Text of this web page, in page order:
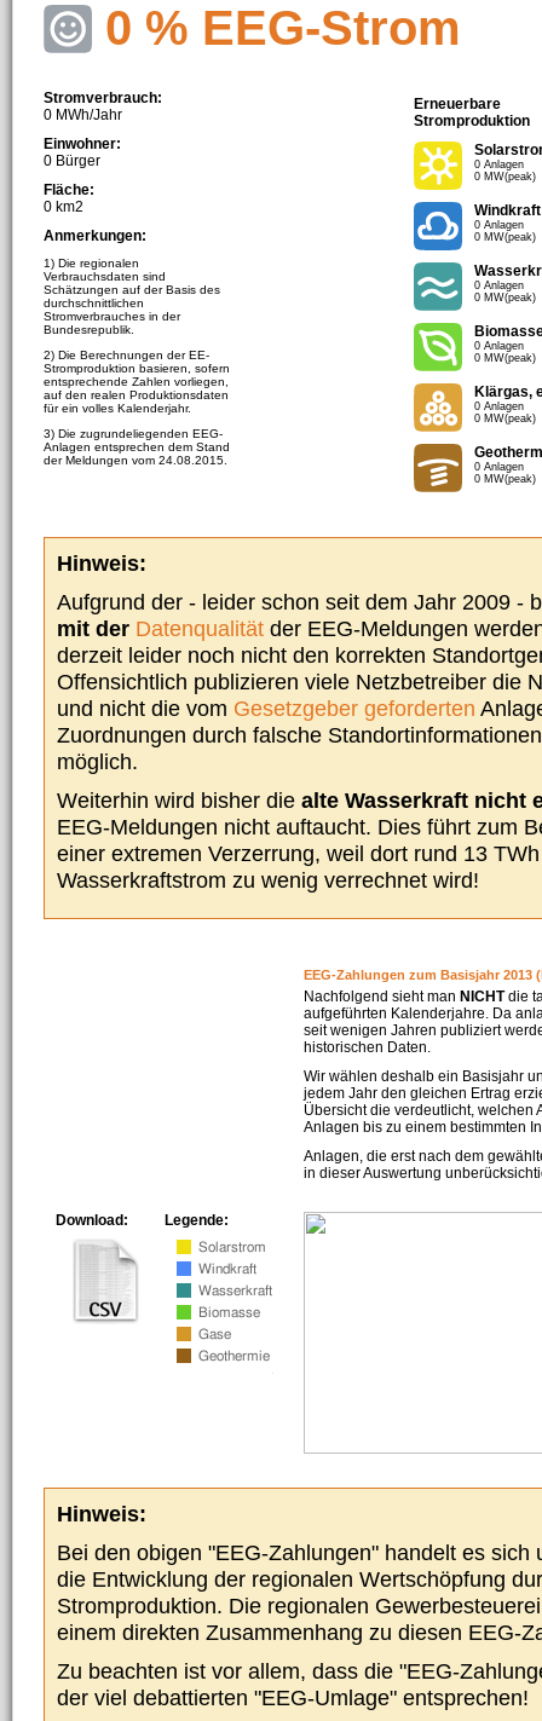
0 % EEG-Strom
Stromverbrauch:
0 MWh/Jahr
Einwohner:
0 Bürger
Fläche:
0 km2
Anmerkungen:
1) Die regionalen
Verbrauchsdaten sind
Schätzungen auf der Basis des
durchschnittlichen
Stromverbrauches in der
Bundesrepublik.
2) Die Berechnungen der EE-
Stromproduktion basieren, sofern
entsprechende Zahlen vorliegen,
auf den realen Produktionsdaten
für ein volles Kalenderjahr.
3) Die zugrundeliegenden EEG-
Anlagen entsprechen dem Stand
der Meldungen vom 24.08.2015.
Erneuerbare
Stromproduktion
0 Anlagen
0 MW(peak)
Windkraft
0 Anlagen
0 MW(peak)
0 Anlagen
0 MW(peak)
0 Anlagen
0 MW(peak)
Klärgas,
0 Anlagen
0 MW(peak)
0 Anlagen
0 MW(peak)
Hinweis:
Aufgrund der - leider schon seit dem Jahr 2009 -
mit der Datenqualität der EEG-Meldungen
derzeit leider noch nicht den korrekten
Offensichtlich publizieren viele Netzbetreiber die
und nicht die vom Gesetzgeber geforderten
Zuordnungen durch falsche
möglich.
Weiterhin wird bisher die alte Wasserkraft nicht
EEG-Meldungen nicht auftaucht. Dies führt zum
einer extremen Verzerrung, weil dort rund 13
Wasserkraftstrom zu wenig verrechnet wird!
EEG-Zahlungen zum Basisjahr 2013
Nachfolgend sieht man NICHTdie
aufgeführten Kalenderjahre. Da
seit wenigen Jahren publiziert
historischen Daten.
Wir wählen deshalb ein Basisjahr
jedem Jahr den gleichen Ertrag
Übersicht die verdeutlicht, welchen
Anlagen bis zu einem bestimmten
Anlagen, die erst nach dem
in dieser Auswertung
Legende:
Download:
Hinweis:
Bei den obigen "EEG-Zahlungen" handelt es sich
die Entwicklung der regionalen Wertschöpfung
Stromproduktion. Die regionalen
einem direkten Zusammenhang zu diesen EEG-
Zu beachten ist vor allem, dass die "EEG-
der viel debattierten "EEG-Umlage" entsprechen!